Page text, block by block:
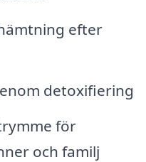
efter
detoxifiering
för
och familj